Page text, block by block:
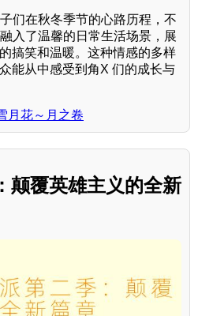
们在秋冬季节的心路历程，不
入了温馨的日常生活场景，展
搞笑和温暖。这种情感的多样
能从中感受到角X 们的成长与
月花～月之卷
颠覆英雄主义的全新